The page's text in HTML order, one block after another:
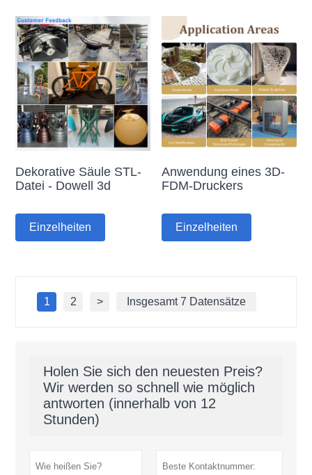
Dekorative Säule STL-
Datei - Dowell 3d
Einzelheiten
Anwendung eines 3D-
FDM-Druckers
Einzelheiten
1 2 > Insgesamt 7 Datensätze
Holen Sie sich den neuesten Preis?
Wir werden so schnell wie möglich
antworten (innerhalb von 12
Stunden)